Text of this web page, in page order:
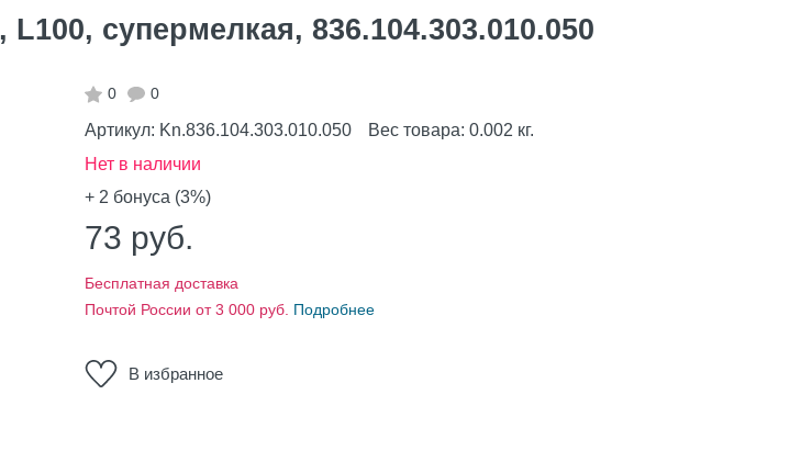
супермелкая, 836.104.303.010.050
0 0
Артикул: Kn.836.104.303.010.050 Вес товара: 0.002 кг.
Нет в наличии
+ 2 бонуса (3%)
73 руб.
Бесплатная доставка
Почтой России от 3 000 руб. Подробнее
В избранное